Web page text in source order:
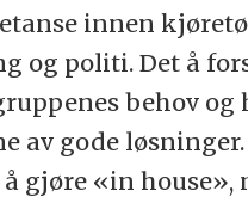
innen
og politi. Det å
behov og
av gode løsninger.
gjøre «in house»,